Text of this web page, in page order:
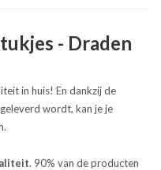
- Draden
in huis! En dankzij de
wordt, kan je je
. 90% van de producten